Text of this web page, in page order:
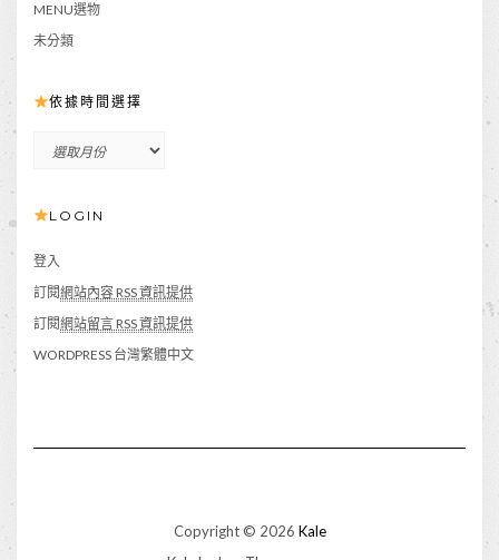
MENU選物
未分類
依據時間選擇
間
擇
LOGIN
登入
訂閱網站內容 RSS 資訊提供
訂閱網站留言 RSS 資訊提供
WORDPRESS 台灣繁體中文
Copyright © 2026 Kale